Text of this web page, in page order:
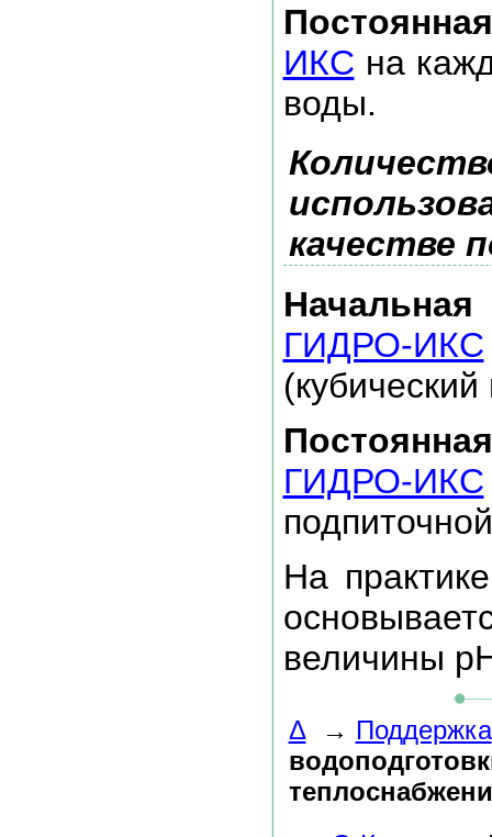
ИКС на
воды.
качестве
ГИДРО-ИКС
ГИДРО-ИКС
На
величины
Δ→ Поддержка